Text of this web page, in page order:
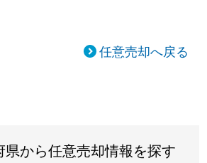
任意売却へ戻る
県から任意売却情報を探す